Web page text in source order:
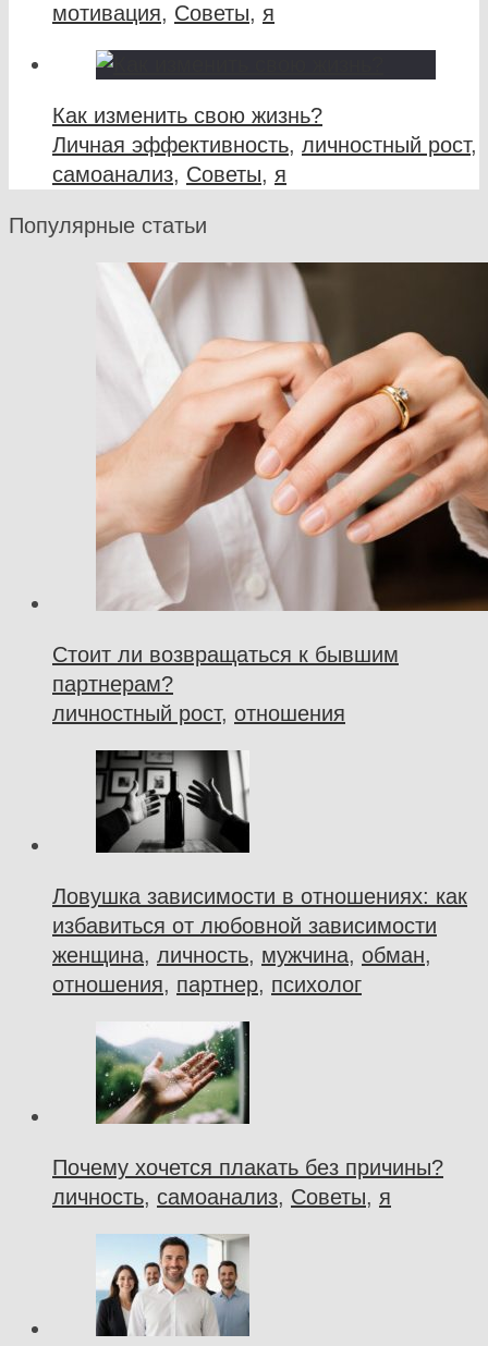
мотивация, Советы, я
Как изменить свою жизнь?
Личная эффективность, личностный рост,
самоанализ, Советы, я
Популярные статьи
Стоит ли возвращаться к бывшим
партнерам?
личностный рост, отношения
Ловушка зависимости в отношениях: как
избавиться от любовной зависимости
женщина, личность, мужчина, обман,
отношения, партнер, психолог
Почему хочется плакать без причины?
личность, самоанализ, Советы, я